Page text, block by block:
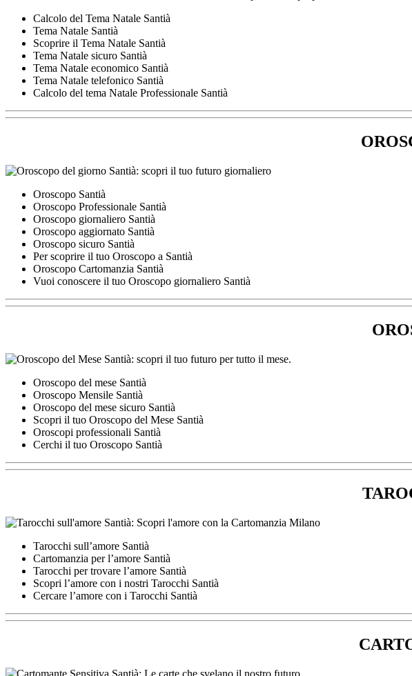
Calcolo del Tema Natale Santià
Tema Natale Santià
Scoprire il Tema Natale Santià
Tema Natale sicuro Santià
Tema Natale economico Santià
Tema Natale telefonico Santià
Calcolo del tema Natale Professionale Santià
Oroscopo Santià
Oroscopo Professionale Santià
Oroscopo giornaliero Santià
Oroscopo aggiornato Santià
Oroscopo sicuro Santià
Per scoprire il tuo Oroscopo a Santià
Oroscopo Cartomanzia Santià
Vuoi conoscere il tuo Oroscopo giornaliero Santià
Oroscopo del mese Santià
Oroscopo Mensile Santià
Oroscopo del mese sicuro Santià
Scopri il tuo Oroscopo del Mese Santià
Oroscopi professionali Santià
Cerchi il tuo Oroscopo Santià
Tarocchi sull’amore Santià
Cartomanzia per l’amore Santià
Tarocchi per trovare l’amore Santià
Scopri l’amore con i nostri Tarocchi Santià
Cercare l’amore con i Tarocchi Santià